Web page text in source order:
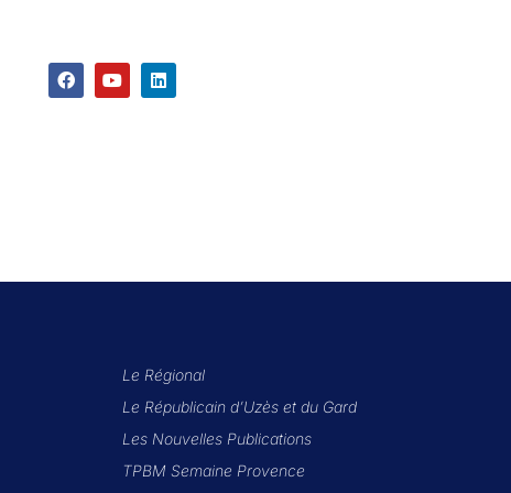
Le Régional
Le Républicain d’Uzès et du Gard
Les Nouvelles Publications
TPBM Semaine Provence